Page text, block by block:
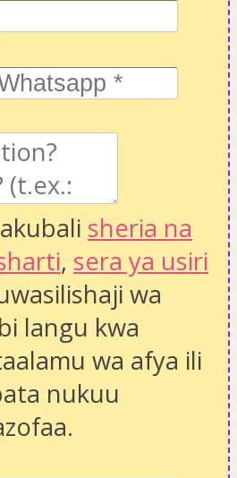
sheria na
, sera ya usiri
wa
langu kwa
wa afya ili
nukuu